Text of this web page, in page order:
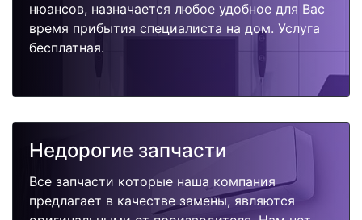
нюансов, назначается любое удобное для Вас
время прибытия специалиста на дом. Услуга
бесплатная.
Недорогие запчасти
Все запчасти которые наша компания
предлагает в качестве замены, являются